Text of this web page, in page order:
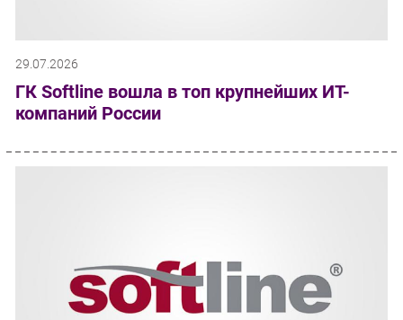
29.07.2026
ГК Softline вошла в топ крупнейших ИТ-
компаний России